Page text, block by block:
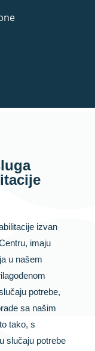
izvan
imaju
u našem
potrebe,
sa našim
tako, s
slučaju potrebe